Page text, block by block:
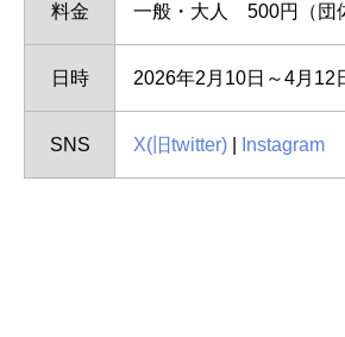
料金 一般・大人 500円（団
日時 2026年2月10日～4月12
SNS X(旧twitter) Instagram